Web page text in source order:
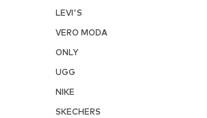
LEVI'S
VERO MODA
ONLY
UGG
NIKE
SKECHERS